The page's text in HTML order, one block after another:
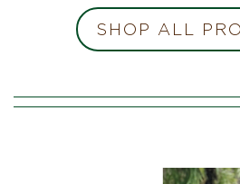
SHOP ALL